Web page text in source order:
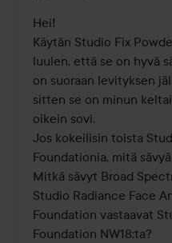
Hei!
Käytän Studio Fix
luulen, että se on hyvä
on suoraan levityksen
sitten se on minun
oikein sovi.
Jos kokeilisin toista
Foundationia, mitä
Mitkä sävyt Broad
Studio Radiance Face
Foundation vastaavat
Foundation NW18:ta?